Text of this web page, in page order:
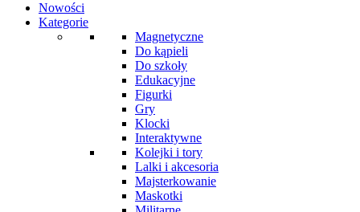
Nowości
Kategorie
Magnetyczne
Do kąpieli
Do szkoły
Edukacyjne
Figurki
Gry
Klocki
Interaktywne
Kolejki i tory
Lalki i akcesoria
Majsterkowanie
Maskotki